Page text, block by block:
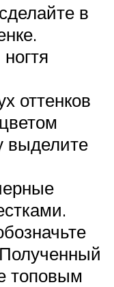
в
оттенков
выделите
топовым